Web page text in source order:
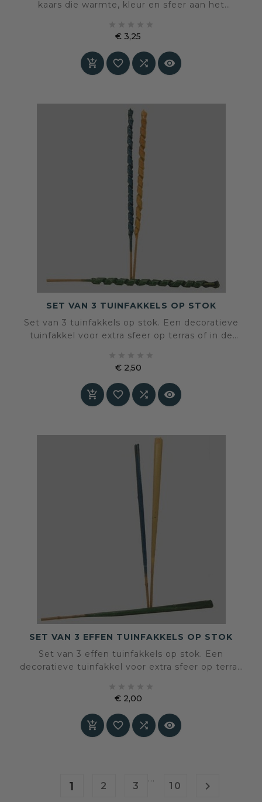
kaars die warmte, kleur en sfeer aan het
€ 3,25
   
SET VAN 3 TUINFAKKELS OP STOK
Set van 3 tuinfakkels op stok. Een decoratieve
tuinfakkel voor extra sfeer op terras of in de
€ 2,50
   
SET VAN 3 EFFEN TUINFAKKELS OP STOK
Set van 3 effen tuinfakkels op stok. Een
decoratieve tuinfakkel voor extra sfeer op terras
€ 2,00
   
1 2 3
…
10 